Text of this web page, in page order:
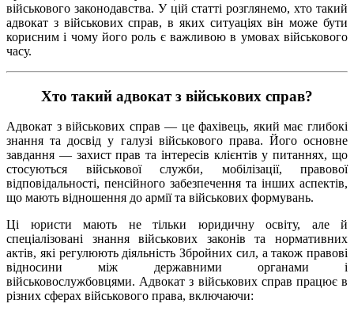
військового законодавства. У цій статті розглянемо, хто такий
адвокат з військових справ, в яких ситуаціях він може бути
корисним і чому його роль є важливою в умовах військового
часу.
Хто такий адвокат з військових справ?
Адвокат з військових справ — це фахівець, який має глибокі
знання та досвід у галузі військового права. Його основне
завдання — захист прав та інтересів клієнтів у питаннях, що
стосуються військової служби, мобілізації, правової
відповідальності, пенсійного забезпечення та інших аспектів,
що мають відношення до армії та військових формувань.
Ці юристи мають не тільки юридичну освіту, але й
спеціалізовані знання військових законів та нормативних
актів, які регулюють діяльність Збройних сил, а також правові
відносини між державними органами і
військовослужбовцями. Адвокат з військових справ працює в
різних сферах військового права, включаючи: